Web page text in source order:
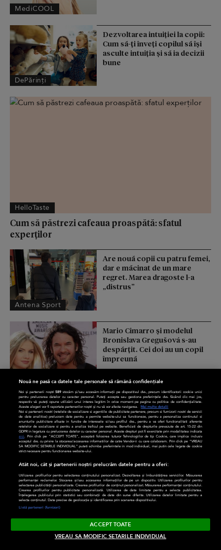
MediCOOL
DePărinți
Dezvoltarea intuiției la copii:
Cum să-ți înveți copilul să își
asculte intuiția și să ia decizii
bune
HelloTaste
Cum să păstrezi cafeaua proaspătă: sfatul
experților
Antena Sport
Are nouă copii cu patru femei,
dar e măcinat de un mare
regret. Marea dragoste l-a
„distrus”
Mario Cimarro și modelul
Bronislava Gregušová s-au
despărțit. Cei doi au un copil
împreună
UseIT
Jocuri PlayStation Plus din august 2026. Ce titluri
vor fi disponibile
Nouă ne pasă ca datele tale personale să rămână confidențiale
Noi și partenerii noștri589 stocăm și/sau accesăm informații pe dispozitivul dvs., precum identificatorii cookie unici
pentru prelucrarea datelor cu caracter personal. Puteți accepta sau gestiona preferințele dvs. făcând clic mai jos,
respectiv vă puteți opune utilizării unui interes legitim în orice moment pe pagina cu politica de confidențialitate.
Aceste alegeri vor fi raportate partenerilor noștri și nu vă vor afecta navigarea. Mai multe detalii
Noi si partenerii nostri (retelele de socializare si agentiile de publicitate partenere, precum si furnizorii nostri de servicii
de date analitice) prelucram date pentru a permite website-ului sa functioneze, pentru a personaliza continutul si
anunturile publicitare afisate in functie de interesele si/sau profilul dvs., pentru a va oferi functionalitati aferente
retelelor de socializare si pentru a analiza traficul pe website. Beneficiati de drepturile prevazute de art. 15-22 din
GDPR in legatura cu prelucrarea datelor cu caracter personal. Aceste drepturi pot fi exercitate prin modalitatea indicata
aici. Prin click pe “ACCEPT TOATE”, acceptati folosirea tuturor Tehnologiilor de tip Cookie, care implica inclusiv
acceptul dvs. cu privire la stocarea/accesarea informatiilor de catre Vendor-ii cu care colaboram. Prin click pe “VREAU
SA MODIFIC SETARILE INDIVIDUAL” puteti schimba preferintele in mod individual, mai putin cele legate de cookie
strict necesare pentru functionarea website-ului.
Atât noi, cât și partenerii noștri prelucrăm datele pentru a oferi:
Utilizarea profilurilor pentru selectarea conținutului personalizat. Dezvoltarea și îmbunătățirea serviciilor. Măsurarea
performanței reclamelor. Stocarea și/sau accesarea informațiilor de pe un dispozitiv. Utilizarea profilurilor pentru
selectarea publicității personalizate. Crearea profilurilor de conținut personalizat. Măsurarea performanței conținutului.
Crearea profilurilor pentru publicitate personalizată. Utilizarea de date limitate pentru a selecta publicitatea.
Înțelegerea publicului prin statistici sau combinații de date din surse diferite. Utilizarea datelor limitate pentru a
selecta conținutul. Date precise de geolocație și identificarea prin scanarea dispozitivului.
Listă parteneri (furnizori)
ACCEPT TOATE
VREAU SA MODIFIC SETARILE INDIVIDUAL